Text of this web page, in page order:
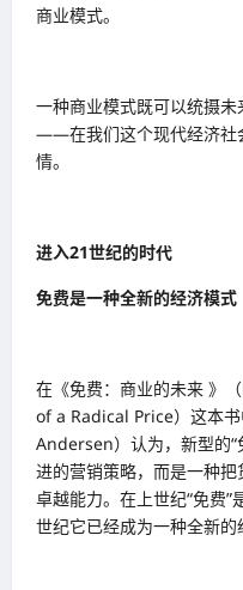
商业模式。
一种商业模式既可以统摄
——在我们这个现代经济社
情。
进入21世纪的时代
免费是一种全新的经济模式
在《免费：商业的未来 》
of a Radical Price）这本
Andersen）认为，新型的“
进的营销策略，而是一种
卓越能力。在上世纪“免费”
世纪它已经成为一种全新的